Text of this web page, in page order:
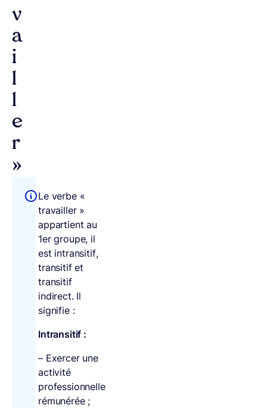
v
a
i
l
l
e
r
»
Le verbe «
travailler »
appartient au
1er groupe, il
est intransitif,
transitif et
transitif
indirect. Il
signifie :
Intransitif :
– Exercer une
activité
professionnelle
rémunérée ;